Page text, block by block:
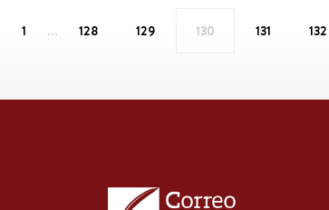
1 … 128 129 130 131 132